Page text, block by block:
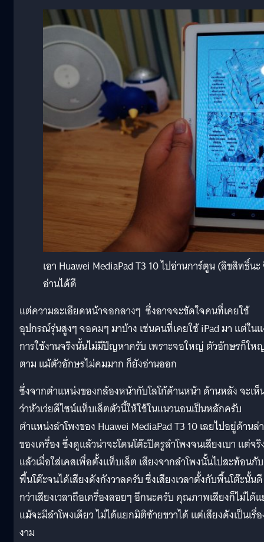
เอา Huawei MediaPad T3 10 ไปอ่านการ์ตูน (ลิขสิทธิ์
อ่านได้ดี
แต่ความละเอียดหน้าจอกลางๆ ซึ่งอาจจะขัดใจคนที่เคยใช้
อุปกรณ์รุ่นสูงๆ จอคมๆ มาบ้าง เช่นคนที่เคยใช้ iPad มา แต่ใน
การใช้งานจริงนั้นไม่มีปัญหาครับ เพราะจอใหญ่ ตัวอักษรก็ให
ตาม แม้ตัวอักษรไม่คมมาก ก็ยังอ่านออก
ซึ่งจากตำแหน่งของกล้องหน้ากับโลโก้ด้านหน้า ด้านหลัง จะเห็
ว่าหัวเว่ยดีไซน์แท็บเล็ตตัวนี้ให้ใช้ในแนวนอนเป็นหลักครับ
ตำแหน่งลำโพงของ Huawei MediaPad T3 10 เลยไปอยู่ด้านล่
ของเครื่อง ซึ่งดูแล้วน่าจะโดนโต๊ะปิดรูลำโพงจนเสียงเบา แต่จริ
แล้วเมื่อใส่เคสเพื่อตั้งแท็บเล็ต เสียงจากลำโพงนั้นไปสะท้อนกับ
พื้นโต๊ะจนได้เสียงดังกังวาลครับ ซึ่งเสียงเวลาตั้งกับพื้นโต๊ะนั้นดี
กว่าเสียงเวลาถือเครื่องลอยๆ อีกนะครับ คุณภาพเสียงก็ไม่ได้
แม้จะมีลำโพงเดียว ไม่ได้แยกมิติซ้ายขวาได้ แต่เสียงดังเป็นเรื่
งาม